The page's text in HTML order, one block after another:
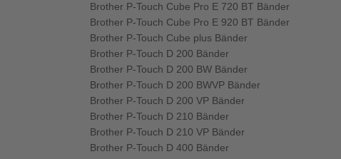
Brother P-Touch Cube Pro E 720 BT Bänder
Brother P-Touch Cube Pro E 920 BT Bänder
Brother P-Touch Cube plus Bänder
Brother P-Touch D 200 Bänder
Brother P-Touch D 200 BW Bänder
Brother P-Touch D 200 BWVP Bänder
Brother P-Touch D 200 VP Bänder
Brother P-Touch D 210 Bänder
Brother P-Touch D 210 VP Bänder
Brother P-Touch D 400 Bänder